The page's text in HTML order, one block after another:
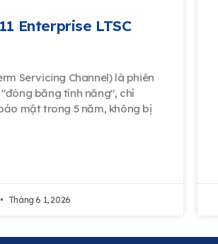
Enterprise LTSC
Servicing Channel) là phiên
băng tính năng", chỉ
mật trong 5 năm, không bị
Tháng 6 1, 2026